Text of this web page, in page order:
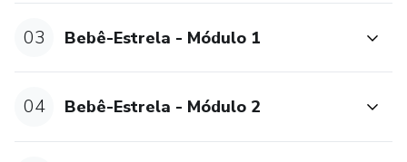
03 Bebê-Estrela - Módulo 1
04 Bebê-Estrela - Módulo 2